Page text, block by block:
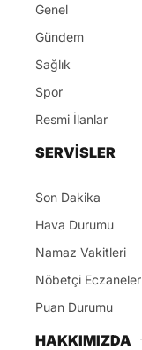
Genel
Gündem
Sağlık
Spor
Resmi İlanlar
SERVİSLER
Son Dakika
Hava Durumu
Namaz Vakitleri
Nöbetçi Eczaneler
Puan Durumu
HAKKIMIZDA